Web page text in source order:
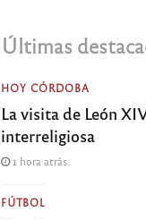
Últimas
HOY CÓRDOBA
La visita de León
interreligiosa
1 hora atrás
FÚTBOL